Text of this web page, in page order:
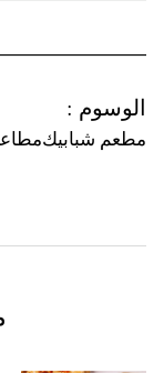
الوسوم :
مطعم شبابيك